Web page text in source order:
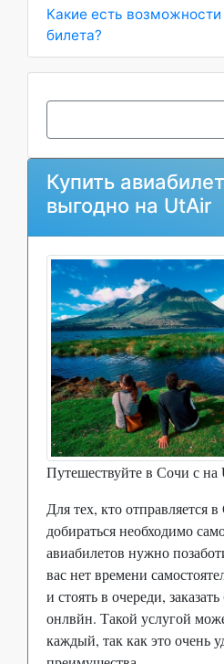
Какие есть
билета?
Купить
выгодно на UtAir
Путешествуйте в Сочи с
Для тех, кто отправляется
добираться необходимо
авиабилетов нужно
вас нет времени
и стоять в очереди,
онлвйн. Такой услугой
каждый, так как это очень